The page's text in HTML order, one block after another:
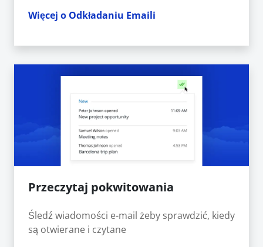
Więcej o Odkładaniu Emaili
Przeczytaj pokwitowania
Śledź wiadomości e-mail żeby sprawdzić, kiedy
są otwierane i czytane